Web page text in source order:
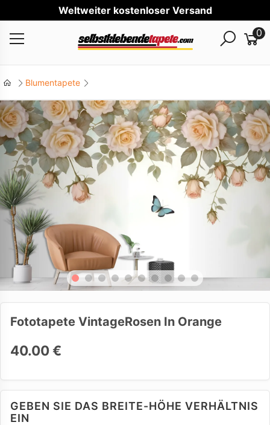
Welt
0
Blumentapete
Fototapete VintageRosen In Orange
40.00 €
GEBEN SIE DAS BREITE-HÖHE VERHÄLTNIS
EIN